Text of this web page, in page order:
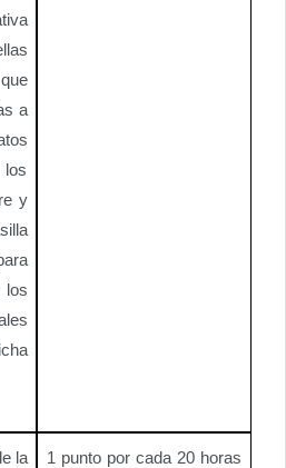
a
y
los
la
1 punto por cada 20 horas